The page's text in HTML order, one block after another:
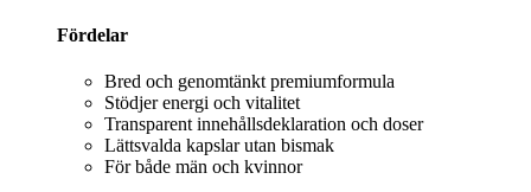
Fördelar
Bred och genomtänkt premiumformula
Stödjer energi och vitalitet
Transparent innehållsdeklaration och doser
Lättsvalda kapslar utan bismak
För både män och kvinnor